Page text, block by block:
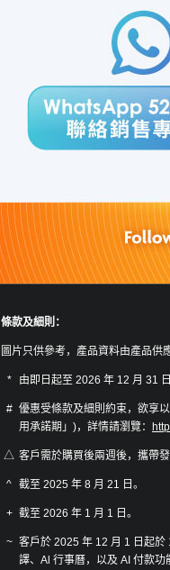
條款及細則：
圖片只供參考，產品資料由產品供
* 由即日起至 2026 年 12 月 31
# 優惠受條款及細則約束，欲享
用承諾期」)，詳情請瀏覽：
△ 客戶需於購買後兩週後，攜帶
^ 截至 2025 年 8 月 21 日。
+ 截至 2026 年 1 月 1 日。
~ 客戶於 2025 年 12 月 1 日起
譯、Al 行事曆，以及 AI 付款